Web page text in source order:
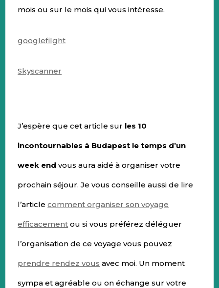
mois ou sur le mois qui vous intéresse.
googlefilght
Skyscanner
J’espère que cet article sur les 10
incontournables à Budapest le temps d’un
week end vous aura aidé à organiser votre
prochain séjour. Je vous conseille aussi de lire
l’articlecomment organiser son voyage
efficacement ou si vous préférez déléguer
l’organisation de ce voyage vous pouvez
prendre rendez vous avec moi. Un moment
sympa et agréable ou on échange sur votre